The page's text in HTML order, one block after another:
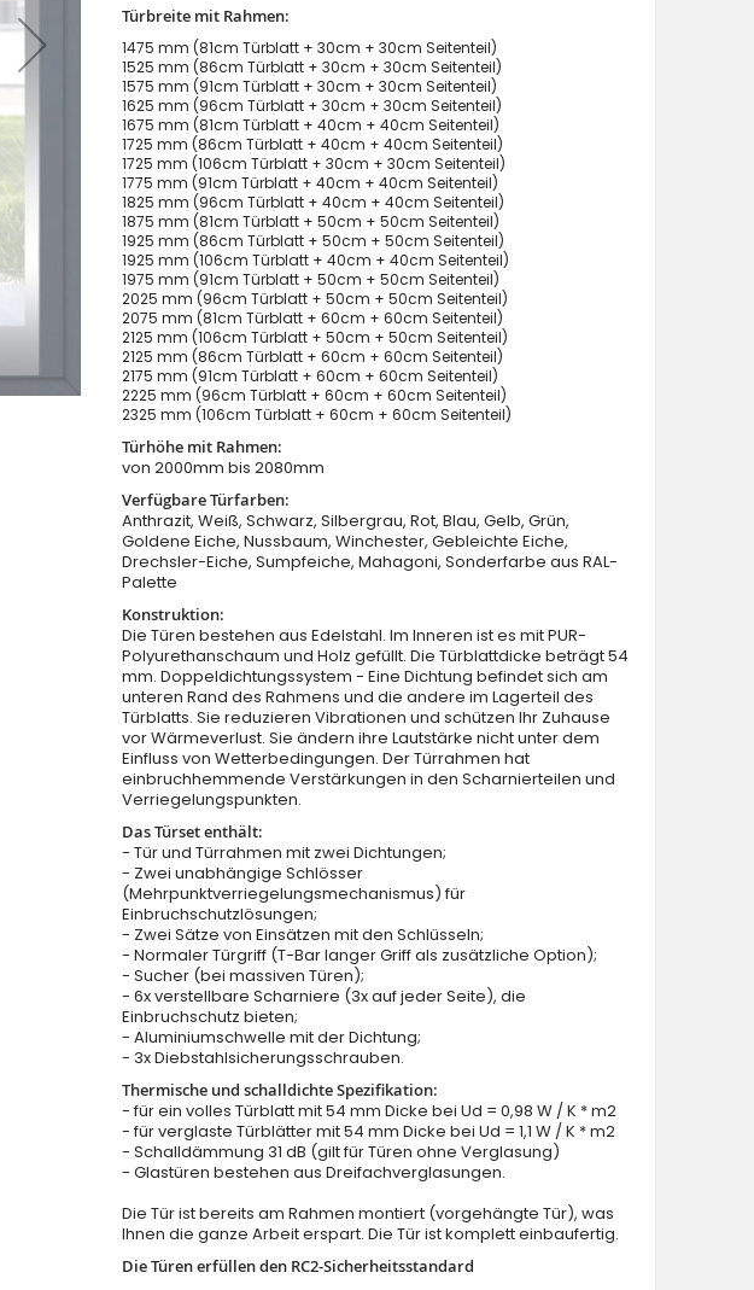
Fargo 37 T - Haustüren Simply Edelstahl mit zwei
Türbreite mit Rahmen:
1475 mm (81cm Türblatt + 30cm + 30cm Seitenteil)
1525 mm (86cm Türblatt + 30cm + 30cm Seitenteil)
1575 mm (91cm Türblatt + 30cm + 30cm Seitenteil)
1625 mm (96cm Türblatt + 30cm + 30cm Seitenteil)
1675 mm (81cm Türblatt + 40cm + 40cm Seitenteil)
1725 mm (86cm Türblatt + 40cm + 40cm Seitenteil)
1725 mm (106cm Türblatt + 30cm + 30cm Seitenteil)
1775 mm (91cm Türblatt + 40cm + 40cm Seitenteil)
1825 mm (96cm Türblatt + 40cm + 40cm Seitenteil)
1875 mm (81cm Türblatt + 50cm + 50cm Seitenteil)
1925 mm (86cm Türblatt + 50cm + 50cm Seitenteil)
1925 mm (106cm Türblatt + 40cm + 40cm Seitenteil)
1975 mm (91cm Türblatt + 50cm + 50cm Seitenteil)
2025 mm (96cm Türblatt + 50cm + 50cm Seitenteil)
2075 mm (81cm Türblatt + 60cm + 60cm Seitenteil)
2125 mm (106cm Türblatt + 50cm + 50cm Seitenteil)
2125 mm (86cm Türblatt + 60cm + 60cm Seitenteil)
2175 mm (91cm Türblatt + 60cm + 60cm Seitenteil)
2225 mm (96cm Türblatt + 60cm + 60cm Seitenteil)
2325 mm (106cm Türblatt + 60cm + 60cm Seitenteil)
Türhöhe mit Rahmen:
von 2000mm bis 2080mm
Verfügbare Türfarben:
Anthrazit, Weiß, Schwarz, Silbergrau, Rot, Blau, Gelb, Grün,
Goldene Eiche, Nussbaum, Winchester, Gebleichte Eiche,
Drechsler-Eiche, Sumpfeiche, Mahagoni, Sonderfarbe aus RAL-
Palette
Konstruktion:
Die Türen bestehen aus Edelstahl. Im Inneren ist es mit PUR-
Polyurethanschaum und Holz gefüllt. Die Türblattdicke beträgt 54
mm. Doppeldichtungssystem - Eine Dichtung befindet sich am
unteren Rand des Rahmens und die andere im Lagerteil des
Türblatts. Sie reduzieren Vibrationen und schützen Ihr Zuhause
vor Wärmeverlust. Sie ändern ihre Lautstärke nicht unter dem
Einfluss von Wetterbedingungen. Der Türrahmen hat
einbruchhemmende Verstärkungen in den Scharnierteilen und
Verriegelungspunkten.
Das Türset enthält:
- Tür und Türrahmen mit zwei Dichtungen;
- Zwei unabhängige Schlösser
(Mehrpunktverriegelungsmechanismus) für
Einbruchschutzlösungen;
- Zwei Sätze von Einsätzen mit den Schlüsseln;
- Normaler Türgriff (T-Bar langer Griff als zusätzliche Option);
- Sucher (bei massiven Türen);
- 6x verstellbare Scharniere (3x auf jeder Seite), die
Einbruchschutz bieten;
- Aluminiumschwelle mit der Dichtung;
- 3x Diebstahlsicherungsschrauben.
Thermische und schalldichte Spezifikation:
- für ein volles Türblatt mit 54 mm Dicke bei Ud = 0,98 W / K * m2
- für verglaste Türblätter mit 54 mm Dicke bei Ud = 1,1 W / K * m2
- Schalldämmung 31 dB (gilt für Türen ohne Verglasung)
- Glastüren bestehen aus Dreifachverglasungen.
Die Tür ist bereits am Rahmen montiert (vorgehängte Tür), was
Ihnen die ganze Arbeit erspart. Die Tür ist komplett einbaufertig.
Die Türen erfüllen den RC2-Sicherheitsstandard